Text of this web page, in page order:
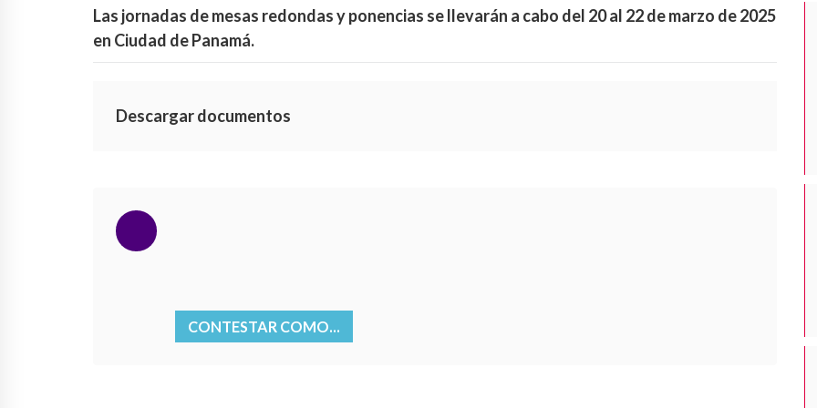
Las jornadas de mesas redondas y ponencias se llevarán a cabo del 20 al 22 de marzo de 2025
en Ciudad de Panamá.
Descargar documentos
CONTESTAR COMO...